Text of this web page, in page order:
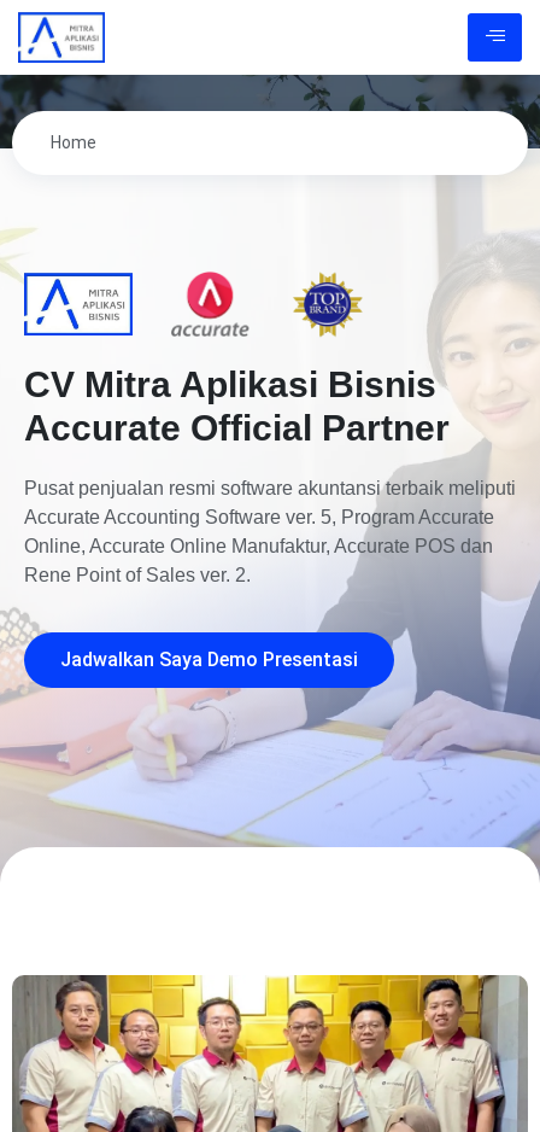
Home
CV Mitra Aplikasi Bisnis
Accurate Official Partner
Pusat penjualan resmi software akuntansi terbaik meliputi
Accurate Accounting Software ver. 5, Program Accurate
Online, Accurate Online Manufaktur, Accurate POS dan
Rene Point of Sales ver. 2.
Jadwalkan Saya Demo Presentasi